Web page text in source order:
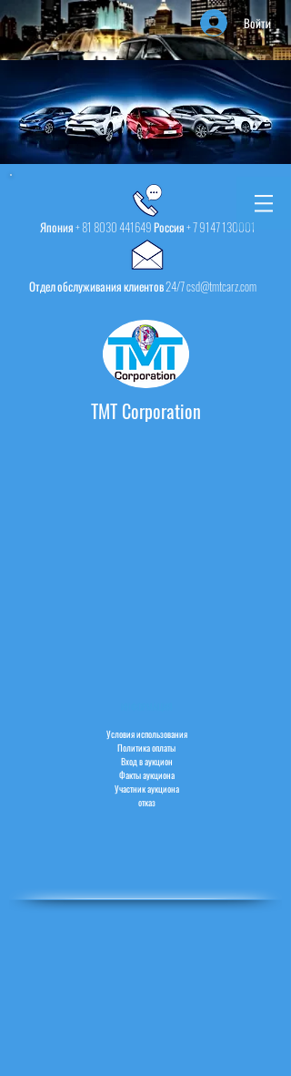
Войти
Япония +81 8030 441649Россия +7 9147 130001
Отдел обслуживания клиентов 24/7 csd@tmtcarz.com
TMT Corporation
Условия использования
Политика оплаты
Вход в аукцион
Факты аукциона
Участник аукциона
отказ